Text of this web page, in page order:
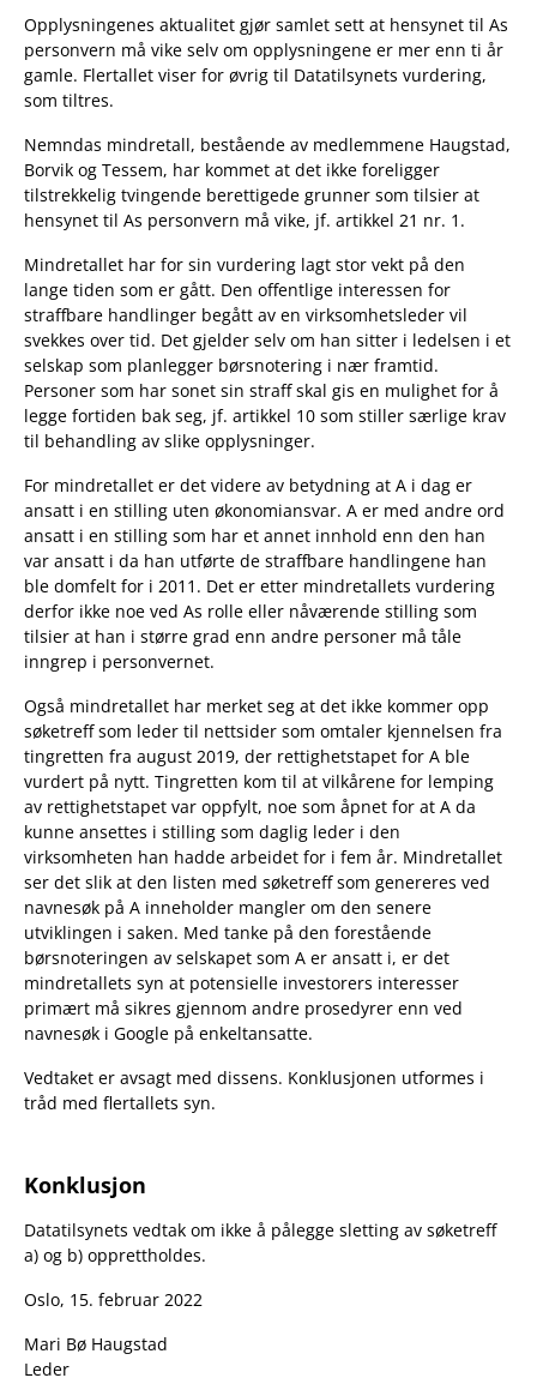
Opplysningenes aktualitet gjør samlet sett at hensynet til As
personvern må vike selv om opplysningene er mer enn ti år
gamle. Flertallet viser for øvrig til Datatilsynets vurdering,
som tiltres.
Nemndas mindretall, bestående av medlemmene Haugstad,
Borvik og Tessem, har kommet at det ikke foreligger
tilstrekkelig tvingende berettigede grunner som tilsier at
hensynet til As personvern må vike, jf. artikkel 21 nr. 1.
Mindretallet har for sin vurdering lagt stor vekt på den
lange tiden som er gått. Den offentlige interessen for
straffbare handlinger begått av en virksomhetsleder vil
svekkes over tid. Det gjelder selv om han sitter i ledelsen i et
selskap som planlegger børsnotering i nær framtid.
Personer som har sonet sin straff skal gis en mulighet for å
legge fortiden bak seg, jf. artikkel 10 som stiller særlige krav
til behandling av slike opplysninger.
For mindretallet er det videre av betydning at A i dag er
ansatt i en stilling uten økonomiansvar. A er med andre ord
ansatt i en stilling som har et annet innhold enn den han
var ansatt i da han utførte de straffbare handlingene han
ble domfelt for i 2011. Det er etter mindretallets vurdering
derfor ikke noe ved As rolle eller nåværende stilling som
tilsier at han i større grad enn andre personer må tåle
inngrep i personvernet.
Også mindretallet har merket seg at det ikke kommer opp
søketreff som leder til nettsider som omtaler kjennelsen fra
tingretten fra august 2019, der rettighetstapet for A ble
vurdert på nytt. Tingretten kom til at vilkårene for lemping
av rettighetstapet var oppfylt, noe som åpnet for at A da
kunne ansettes i stilling som daglig leder i den
virksomheten han hadde arbeidet for i fem år. Mindretallet
ser det slik at den listen med søketreff som genereres ved
navnesøk på A inneholder mangler om den senere
utviklingen i saken. Med tanke på den forestående
børsnoteringen av selskapet som A er ansatt i, er det
mindretallets syn at potensielle investorers interesser
primært må sikres gjennom andre prosedyrer enn ved
navnesøk i Google på enkeltansatte.
Vedtaket er avsagt med dissens. Konklusjonen utformes i
tråd med flertallets syn.
Konklusjon
Datatilsynets vedtak om ikke å pålegge sletting av søketreff
a) og b) opprettholdes.
Oslo, 15. februar 2022
Mari Bø Haugstad
Leder